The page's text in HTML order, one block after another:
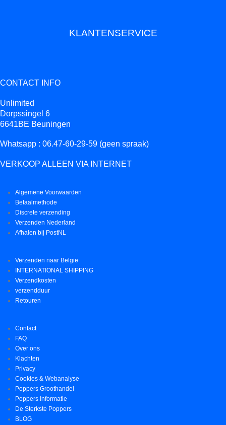
KLANTENSERVICE
CONTACT INFO
Unlimited
Dorpssingel 6
6641BE Beuningen
Whatsapp : 06.47-60-29-59 (geen spraak)
VERKOOP ALLEEN VIA INTERNET
Algemene Voorwaarden
Betaalmethode
Discrete verzending
Verzenden Nederland
Afhalen bij PostNL
Verzenden naar Belgie
INTERNATIONAL SHIPPING
Verzendkosten
verzendduur
Retouren
Contact
FAQ
Over ons
Klachten
Privacy
Cookies & Webanalyse
Poppers Groothandel
Poppers Informatie
De Sterkste Poppers
BLOG